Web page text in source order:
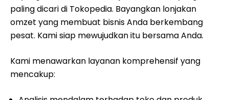
paling dicari di Tokopedia. Bayangkan lonjakan
omzet yang membuat bisnis Anda berkembang
pesat. Kami siap mewujudkan itu bersama Anda.
Kami menawarkan layanan komprehensif yang
mencakup: